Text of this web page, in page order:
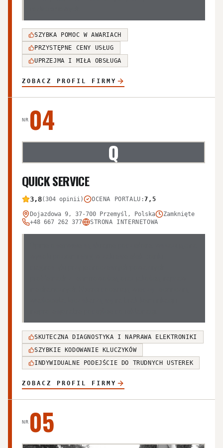
SZYBKA POMOC W AWARIACH
PRZYSTĘPNE CENY USŁUG
UPRZEJMA I MIŁA OBSŁUGA
ZOBACZ PROFIL FIRMY
NR 04
Q
QUICK SERVICE
3,8(304 opinii) OCENA PORTALU :7,5
Dojazdowa 9, 37-700 Przemyśl, Polska
Zamknięte
+48 667 262 377
STRONA INTERNETOWA
SKUTECZNA DIAGNOSTYKA I NAPRAWA ELEKTRONIKI
SZYBKIE KODOWANIE KLUCZYKÓW
INDYWIDUALNE PODEJŚCIE DO TRUDNYCH USTEREK
ZOBACZ PROFIL FIRMY
NR 05